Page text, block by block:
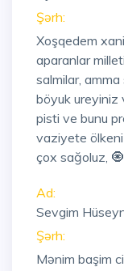
Şərh:
Xoşqedem
aparanlar
salmilar,
böyuk
pisti ve bunu
vaziyete
çox sağoluz,
Ad:
Sevgim
Şərh:
Mənim başim